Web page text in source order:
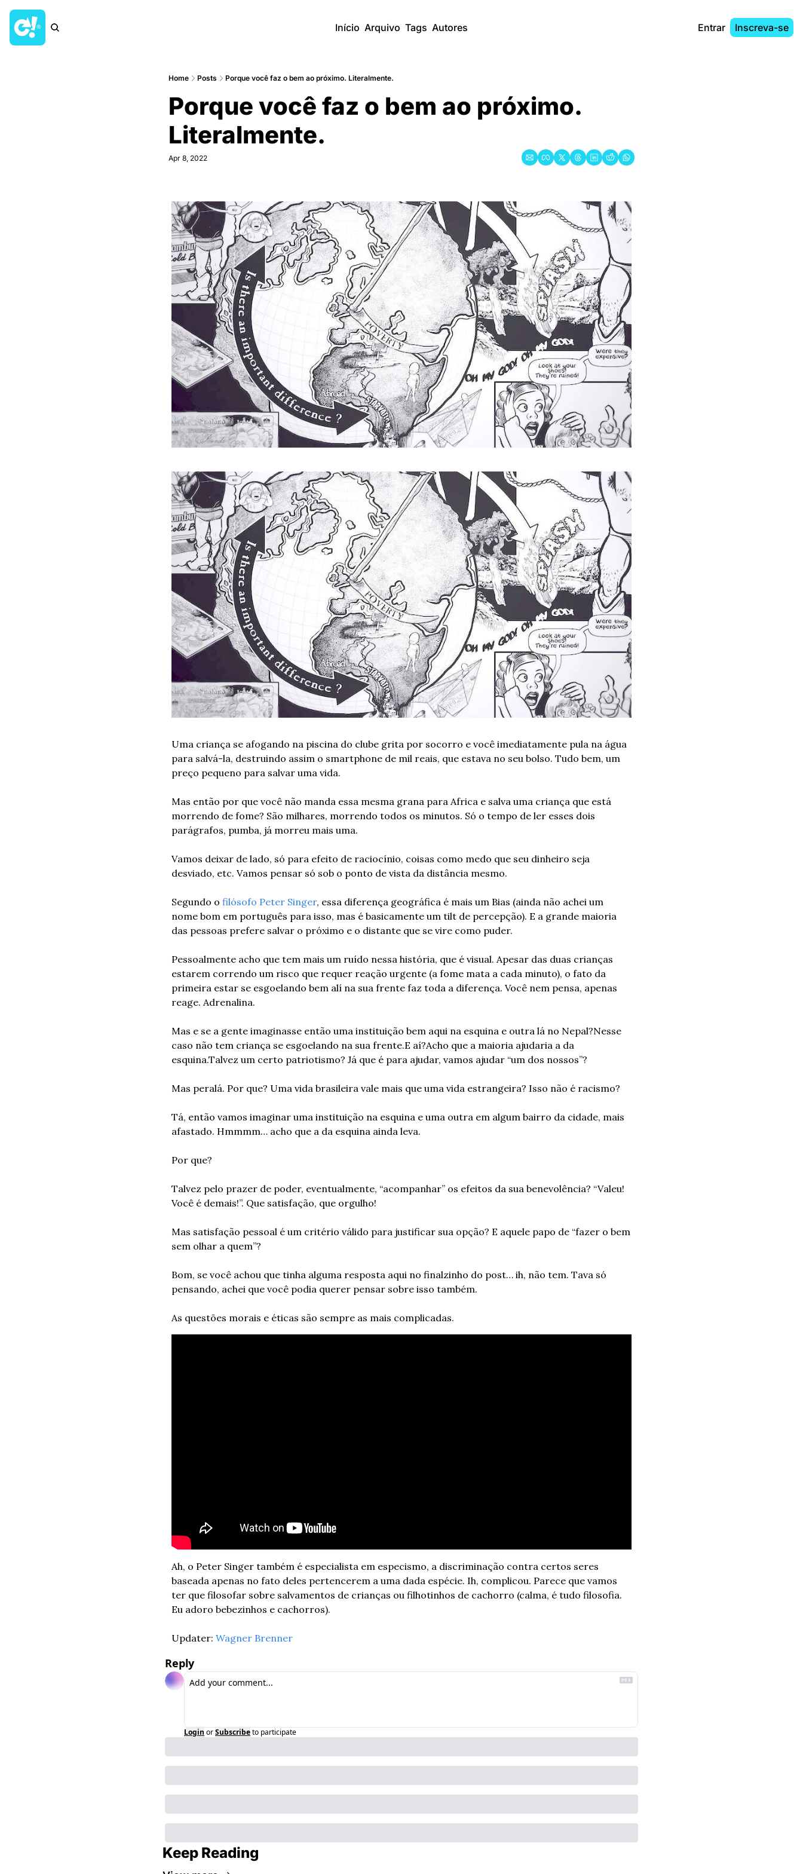
Início Arquivo Tags Autores Entrar Inscreva-se
Home Posts Porque você faz o bem ao próximo. Literalmente.
Porque você faz o bem ao próximo.
Literalmente.
Apr 8, 2022
Uma criança se afogando na piscina do clube grita por socorro e você imediatamente pula na água
para salvá-la, destruindo assim o smartphone de mil reais, que estava no seu bolso. Tudo bem, um
preço pequeno para salvar uma vida.
Mas então por que você não manda essa mesma grana para Africa e salva uma criança que está
morrendo de fome? São milhares, morrendo todos os minutos. Só o tempo de ler esses dois
parágrafos, pumba, já morreu mais uma.
Vamos deixar de lado, só para efeito de raciocínio, coisas como medo que seu dinheiro seja
desviado, etc. Vamos pensar só sob o ponto de vista da distância mesmo.
Segundo o filósofo Peter Singer, essa diferença geográfica é mais um Bias (ainda não achei um
nome bom em português para isso, mas é basicamente um tilt de percepção). E a grande maioria
das pessoas prefere salvar o próximo e o distante que se vire como puder.
Pessoalmente acho que tem mais um ruído nessa história, que é visual. Apesar das duas crianças
estarem correndo um risco que requer reação urgente (a fome mata a cada minuto), o fato da
primeira estar se esgoelando bem alí na sua frente faz toda a diferença. Você nem pensa, apenas
reage. Adrenalina.
Mas e se a gente imaginasse então uma instituição bem aqui na esquina e outra lá no Nepal?Nesse
caso não tem criança se esgoelando na sua frente.E aí?Acho que a maioria ajudaria a da
esquina.Talvez um certo patriotismo? Já que é para ajudar, vamos ajudar “um dos nossos”?
Mas peralá. Por que? Uma vida brasileira vale mais que uma vida estrangeira? Isso não é racismo?
Tá, então vamos imaginar uma instituição na esquina e uma outra em algum bairro da cidade, mais
afastado. Hmmmm… acho que a da esquina ainda leva.
Por que?
Talvez pelo prazer de poder, eventualmente, “acompanhar” os efeitos da sua benevolência? “Valeu!
Você é demais!”. Que satisfação, que orgulho!
Mas satisfação pessoal é um critério válido para justificar sua opção? E aquele papo de “fazer o bem
sem olhar a quem”?
Bom, se você achou que tinha alguma resposta aqui no finalzinho do post… ih, não tem. Tava só
pensando, achei que você podia querer pensar sobre isso também.
As questões morais e éticas são sempre as mais complicadas.
Ah, o Peter Singer também é especialista em especismo, a discriminação contra certos seres
baseada apenas no fato deles pertencerem a uma dada espécie. Ih, complicou. Parece que vamos
ter que filosofar sobre salvamentos de crianças ou filhotinhos de cachorro (calma, é tudo filosofia.
Eu adoro bebezinhos e cachorros).
Updater: Wagner Brenner
Reply
Login orSubscribeto participate
Keep Reading